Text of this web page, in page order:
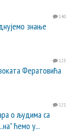
140
знање
123
Фератовића
121
о људима са
ћемо у...